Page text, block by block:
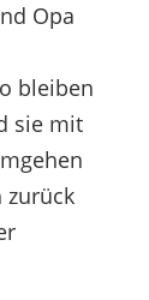
Opa
bleiben
sie mit
zurück